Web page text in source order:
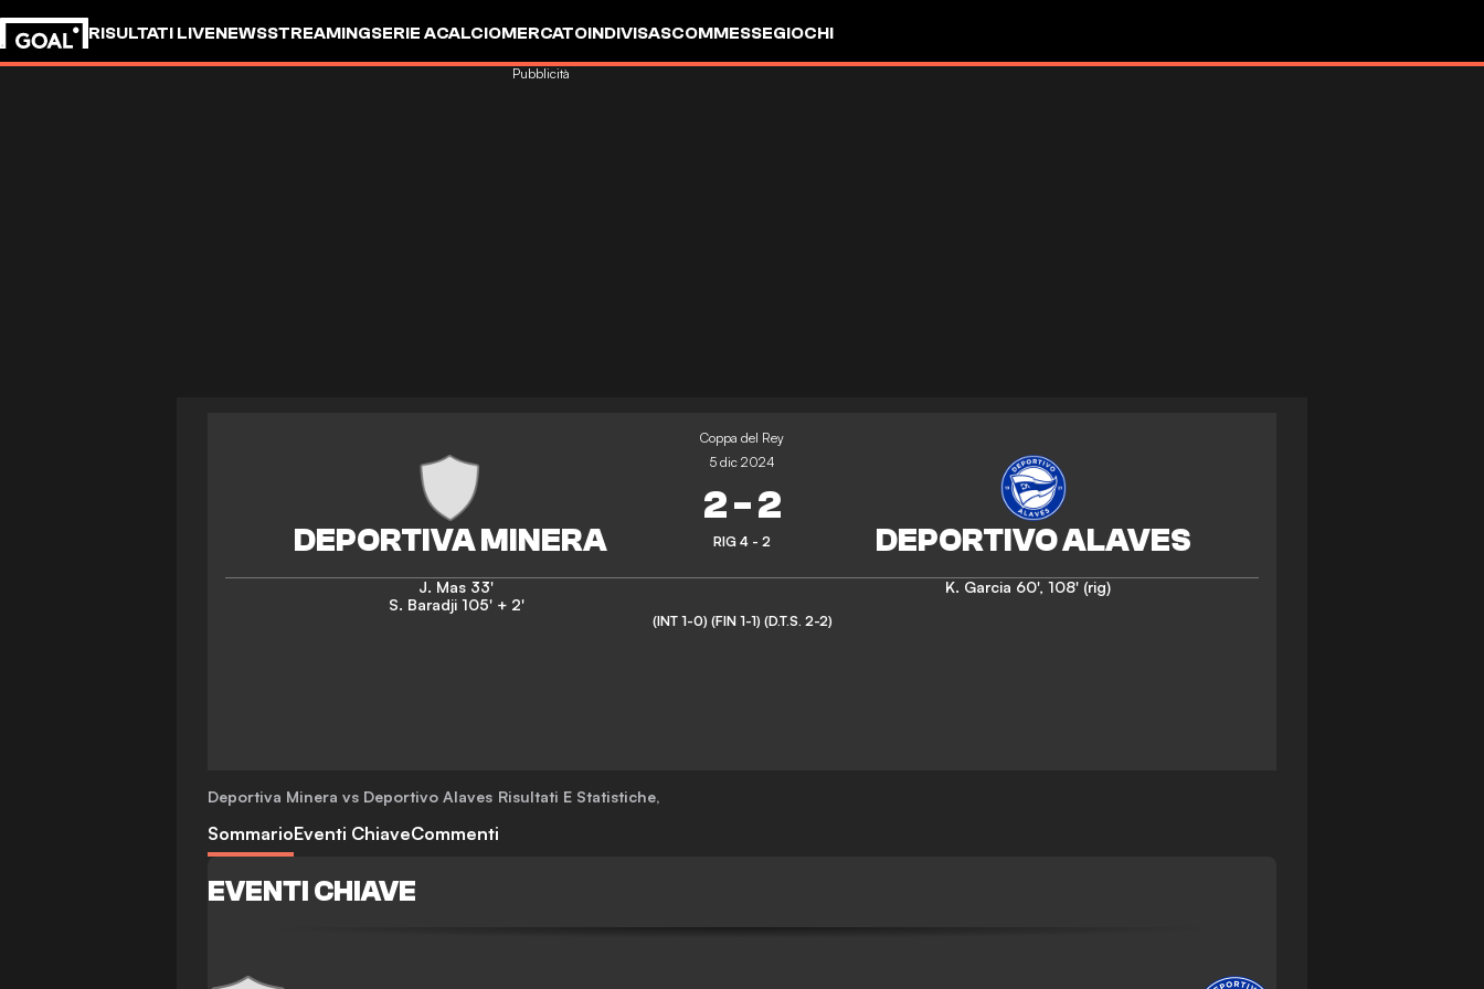
RISULTATI LIVENEWSSTREAMINGSERIE ACALCIOMERCATOINDIVISASCOMMESSEGIOCHI
Pubblicità
Coppa del Rey
5 dic 2024
2-2
RIG 4 - 2
J. Mas 33'
S. Baradji 105' + 2'
K. Garcia 60', 108' (rig)
(INT 1-0) (FIN 1-1) (D.T.S. 2-2)
Deportiva Minera vs Deportivo Alaves Risultati E Statistiche,
SommarioEventi ChiaveCommenti
EVENTI CHIAVE